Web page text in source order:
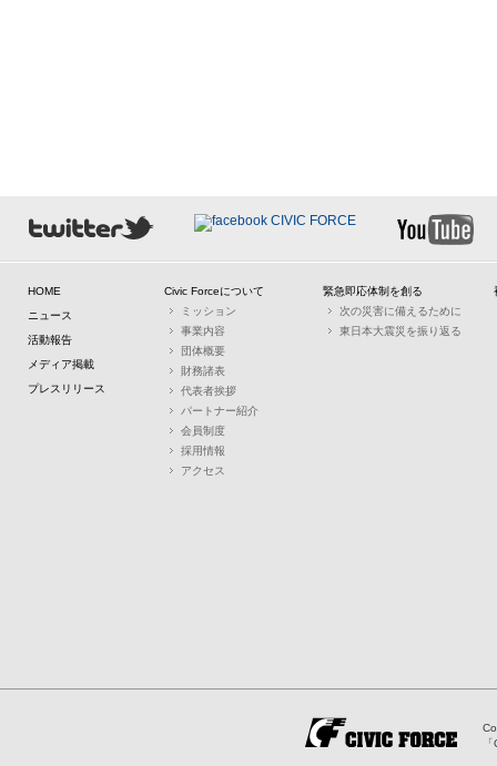
HOME
ニュース
活動報告
メディア掲載
プレスリリース
Civic Forceについて
ミッション
事業内容
団体概要
財務諸表
代表者挨拶
パートナー紹介
会員制度
採用情報
アクセス
緊急即応体制を創る
次の災害に備えるために
東日本大震災を振り返る